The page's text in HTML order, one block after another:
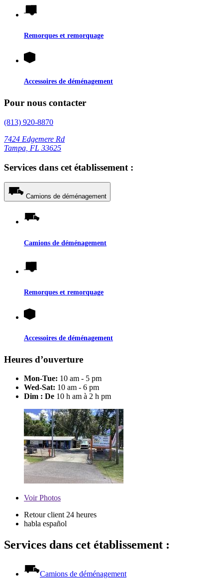
Remorques et remorquage
Accessoires de déménagement
Pour nous contacter
(813) 920-8870
7424 Edgemere Rd
Tampa, FL 33625
Services dans cet établissement :
Camions de déménagement
Camions de déménagement
Remorques et remorquage
Accessoires de déménagement
Heures d’ouverture
Mon-Tue: 10 am - 5 pm
Wed-Sat: 10 am - 6 pm
Dim : De 10 h am à 2 h pm
VoirPhotos
Retour client 24 heures
habla español
Services dans cet établissement :
Camions de déménagement